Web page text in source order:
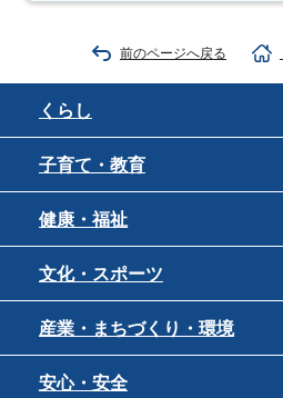
前のページへ戻る
くらし
子育て・教育
健康・福祉
文化・スポーツ
産業・まちづくり・環境
安心・安全